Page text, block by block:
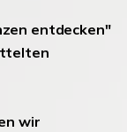
entdecken"
wir